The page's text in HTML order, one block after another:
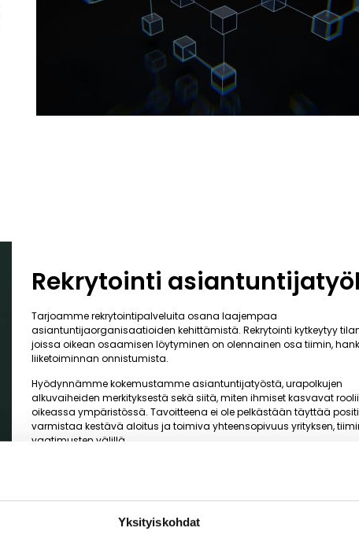
Yksityiskohdat
Rekrytointi
Tarjoamme rekrytointipalveluita osana laajempaa
asiantuntijaorganisaatioiden kehittämistä. Rekrytointi kytkeytyy
joissa oikean osaamisen löytyminen on olennainen osa tiimin,
liiketoiminnan onnistumista.
Hyödynnämme kokemustamme asiantuntijatyöstä, urapolkujen
alkuvaiheiden merkityksestä sekä siitä, miten ihmiset kasvavat
oikeassa ympäristössä. Tavoitteena ei ole pelkästään täyttää
varmistaa kestävä aloitus ja toimiva yhteensopivuus yrityksen,
vaatimusten välillä.